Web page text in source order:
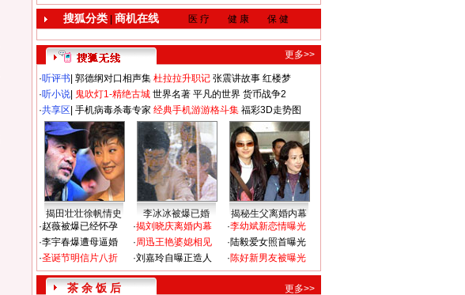
搜狐分类| 商机在线 医 疗 健 康 保 健
更多>>
·听评书 郭德纲对口相声集 杜拉拉升职记 张震讲故事 红楼梦
·听小说 鬼吹灯1-精绝古城 世界名著 平凡的世界 货币战争2
·共享区 手机病毒杀毒专家 经典手机游游格斗集 福彩3D走势图
揭田壮壮徐帆情史 李冰冰被爆已婚
揭秘生父离婚内幕
·赵薇被爆已经怀孕
·李宇春爆遭母逼婚
·圣诞节明信片八折
·揭刘晓庆离婚内幕
·周迅王艳婆媳相见
·刘嘉玲自曝正造人
·李幼斌新恋情曝光
·陆毅爱女照首曝光
·陈好新男友被曝光
茶 余 饭 后
更多>>